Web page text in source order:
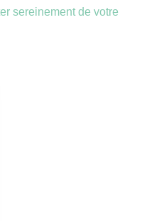
sereinement de votre